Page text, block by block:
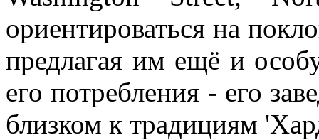
ориентироваться на
предлагая им ещё и
его потребления - его
близком к традициям